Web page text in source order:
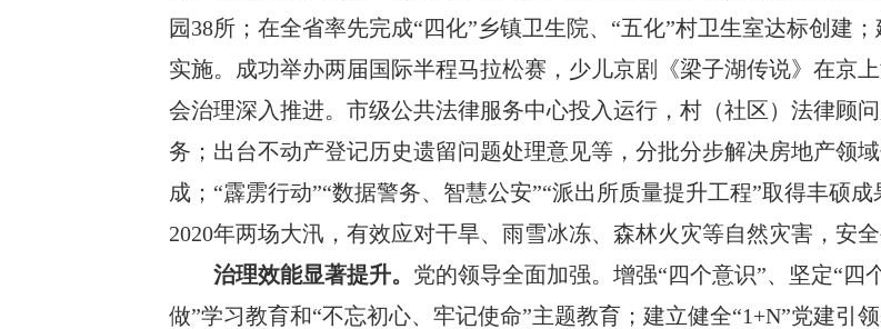
园38所 ； 在全省率先完成“四化”乡镇卫生院、“五化”村卫生室达标创建 ；
实施。 成功举办两届国际半程马拉松赛 ， 少儿京剧《梁子湖传说》在京
会治理深入推进。市级公共法律服务中心投入运行，村（社区）法律顾
务 ； 出台不动产登记历史遗留问题处理意见等，分批分步解决房地产领
成 ； “霹雳行动”“数据警务、智慧公安”“派出所质量提升工程”取得丰硕成
2020年两场大汛，有效应对干旱、雨雪冰冻、森林火灾等自然灾害，安全
治理效能显著提升。 党的领导全面加强。增强“四个意识”、坚定“四
做”学习教育和“不忘初心、牢记使命”主题教育 ； 建立健全“1+N”党建引